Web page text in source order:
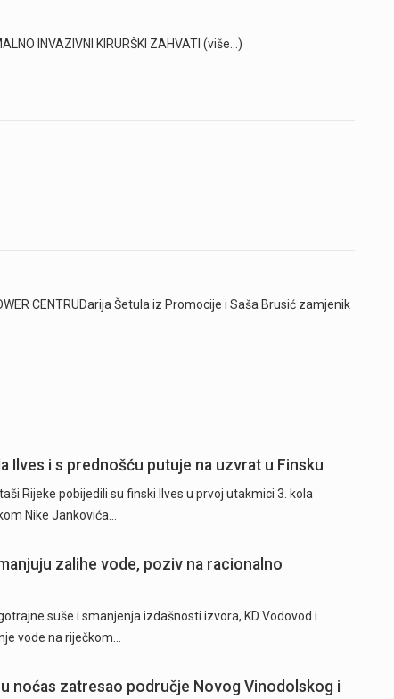
INVAZIVNI KIRURŠKI ZAHVATI (više…)
CENTRUDarija Šetula iz Promocije i Saša Brusić zamjenik
Ilves i s prednošću putuje na uzvrat u Finsku
Rijeke pobijedili su finski Ilves u prvoj utakmici 3. kola
Nike Jankovića…
zalihe vode, poziv na racionalno
suše i smanjenja izdašnosti izvora, KD Vodovod i
vode na riječkom…
noćas zatresao područje Novog Vinodolskog i